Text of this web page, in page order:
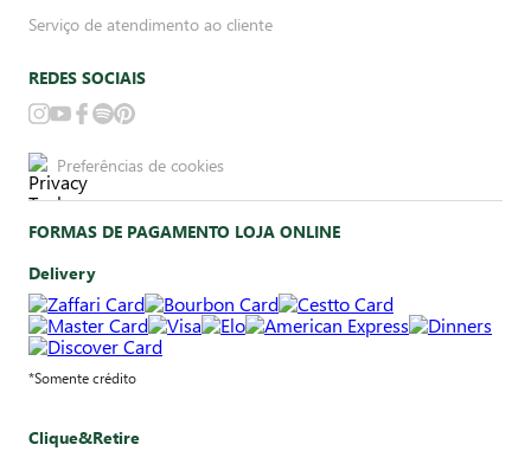
Serviço de atendimento ao cliente
REDES SOCIAIS
Preferências de cookies
FORMAS DE PAGAMENTO LOJA ONLINE
Delivery
*Somente crédito
Clique&Retire